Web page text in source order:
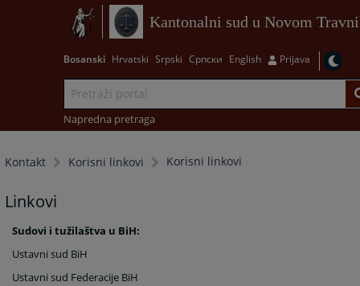
Kantonalni sud u Novom
Bosanski Hrvatski Srpski Српски English Prijava
Napredna pretraga
Kontakt Korisni linkovi Korisni linkovi
Linkovi
Sudovi i tužilaštva u BiH:
Ustavni sud BiH
Ustavni sud Federacije BiH